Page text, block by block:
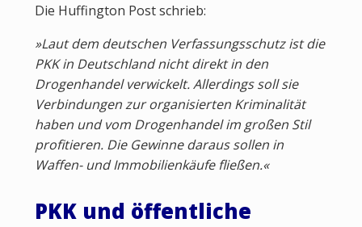
Die Huffington Post schrieb:
»Laut dem deutschen Verfassungsschutz ist die
PKK in Deutschland nicht direkt in den
Drogenhandel verwickelt. Allerdings soll sie
Verbindungen zur organisierten Kriminalität
haben und vom Drogenhandel im großen Stil
profitieren. Die Gewinne daraus sollen in
Waffen- und Immobilienkäufe fließen.«
PKK und öffentliche